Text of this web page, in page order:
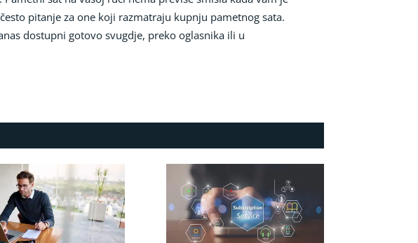
pitanje za one koji razmatraju kupnju pametnog sata.
dostupni gotovo svugdje, preko oglasnika ili u